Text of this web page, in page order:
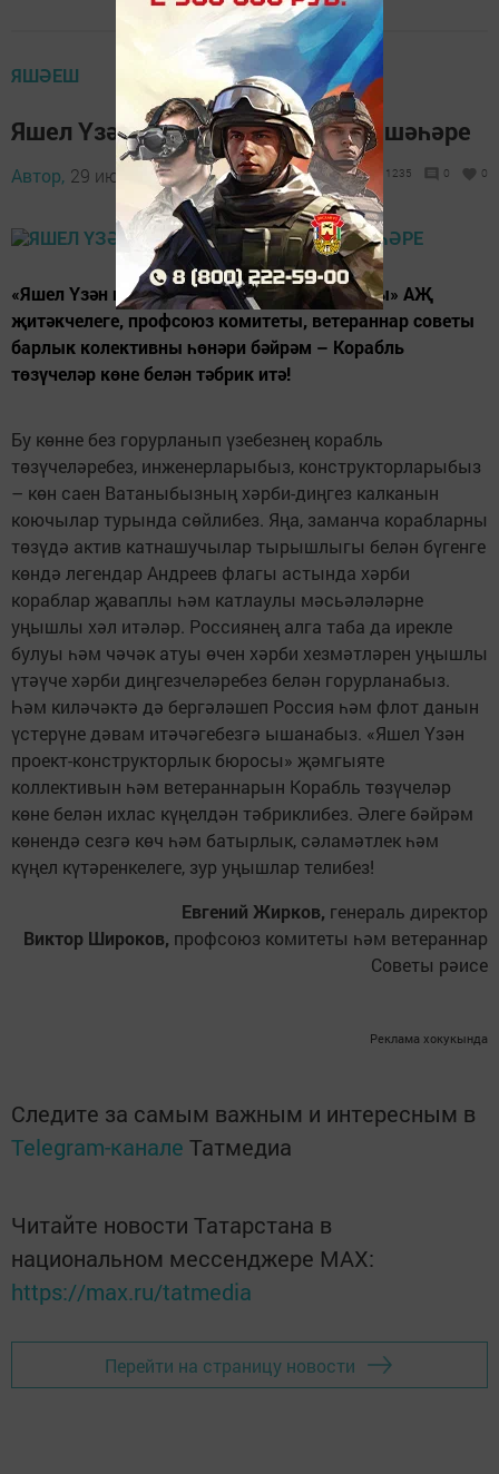
ЯШӘЕШ
Яшел Үзән – корабль төзүчеләр шәһәре
Автор, 29 июнь 2019 - 06:59 1235 0 0
«Яшел Үзән проект-конструкторлык бюросы» АҖ
җитәкчелеге, профсоюз комитеты, ветераннар советы
барлык колективны һөнәри бәйрәм – Корабль
төзүчеләр көне белән тәбрик итә!
Бу көнне без горурланып үзебезнең корабль
төзүчеләребез, инженерларыбыз, конструкторларыбыз
– көн саен Ватаныбызның хәрби-диңгез калканын
коючылар турында сөйлибез. Яңа, заманча корабларны
төзүдә актив катнашучылар тырышлыгы белән бүгенге
көндә легендар Андреев флагы астында хәрби
кораблар җаваплы һәм катлаулы мәсьәләләрне
уңышлы хәл итәләр. Россиянең алга таба да ирекле
булуы һәм чәчәк атуы өчен хәрби хезмәтләрен уңышлы
үтәүче хәрби диңгезчеләребез белән горурланабыз.
Һәм киләчәктә дә бергәләшеп Россия һәм флот данын
үстерүне дәвам итәчәгебезгә ышанабыз. «Яшел Үзән
проект-конструкторлык бюросы» җәмгыяте
коллективын һәм ветераннарын Корабль төзүчеләр
көне белән ихлас күңелдән тәбриклибез. Әлеге бәйрәм
көнендә сезгә көч һәм батырлык, сәламәтлек һәм
күңел күтәренкелеге, зур уңышлар телибез!
Евгений Жирков, генераль директор
Виктор Широков, профсоюз комитеты һәм ветераннар
Советы рәисе
Реклама хокукында
Следите за самым важным и интересным в
Telegram-канале Татмедиа
Читайте новости Татарстана в
национальном мессенджере MАХ:
https://max.ru/tatmedia
Перейти на страницу новости